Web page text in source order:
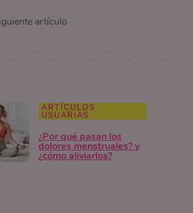
artículo
ARTÍCULOS
USUARIAS
¿Por qué pasan los
dolores menstruales? y
¿cómo aliviarlos?